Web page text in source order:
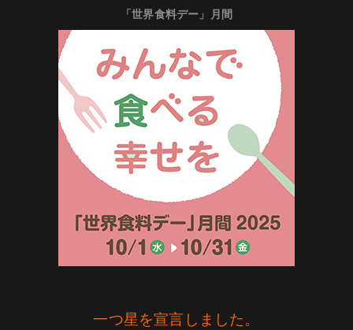
「世界食料デー」月間
一つ星を宣言しました。